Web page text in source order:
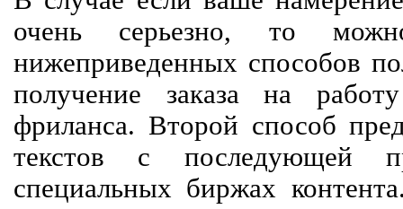
очень серьезно, то
нижеприведенных способов
получение заказа на
фриланса. Второй способ
текстов с последующей
специальных биржах